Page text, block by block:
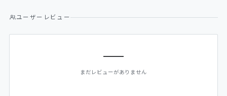
ユーザーレビュー
—
まだレビューがありません